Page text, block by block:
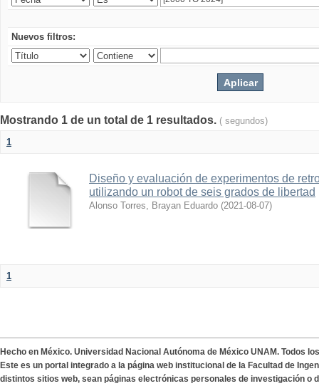
Nuevos filtros:
Mostrando 1 de un total de 1 resultados. ( segundos)
1
Diseño y evaluación de experimentos de
utilizando un robot de seis grados de libertad
Alonso Torres, Brayan Eduardo (2021-08-07)
1
Hecho en México. Universidad Nacional Autónoma de México UNAM. Todos
Este es un portal integrado a la página web institucional de la Facultad de
distintos sitios web, sean páginas electrónicas personales de investigación o